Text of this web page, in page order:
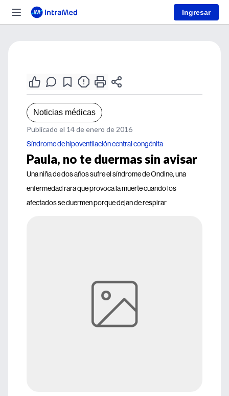
Ingresar
Noticias médicas
Publicado el 14 de enero de 2016
Síndrome de hipoventilación central congénita
Paula, no te duermas sin avisar
Una niña de dos años sufre el síndrome de Ondine, una
enfermedad rara que provoca la muerte cuando los
afectados se duermen porque dejan de respirar